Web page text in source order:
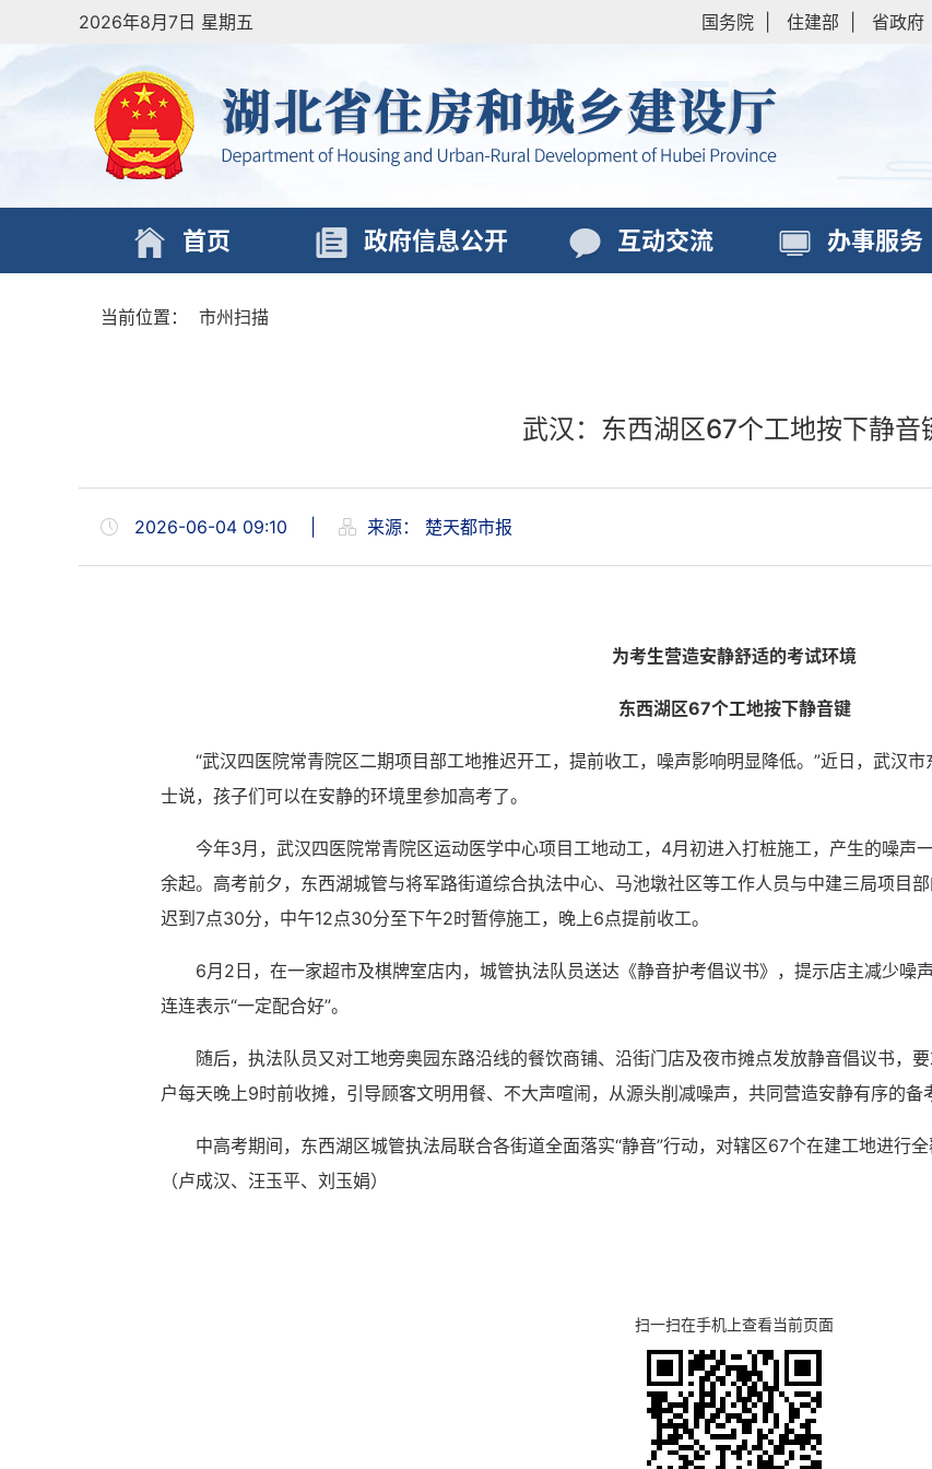
2026年8月7日 星期五 国务院 住建部 省政府
首页 政府信息公开 互动交流 办事服务
当前位置： 市州扫描
武汉：东西湖区67个工地按下静音
2026-06-04 09:10 来源： 楚天都市报
为考生营造安静舒适的考试环境
东西湖区67个工地按下静音键
“武汉四医院常青院区二期项目部工地推迟开工，提前收工，噪声影响明显降低。”近日，武汉
士说，孩子们可以在安静的环境里参加高考了。
今年3月，武汉四医院常青院区运动医学中心项目工地动工，4月初进入打桩施工，产生的噪声
余起。高考前夕，东西湖城管与将军路街道综合执法中心、马池墩社区等工作人员与中建三局项目
迟到7点30分，中午12点30分至下午2时暂停施工，晚上6点提前收工。
6月2日，在一家超市及棋牌室店内，城管执法队员送达《静音护考倡议书》，提示店主减少噪
连连表示“一定配合好”。
随后，执法队员又对工地旁奥园东路沿线的餐饮商铺、沿街门店及夜市摊点发放静音倡议书，
户每天晚上9时前收摊，引导顾客文明用餐、不大声喧闹，从源头削减噪声，共同营造安静有序的备
中高考期间，东西湖区城管执法局联合各街道全面落实“静音”行动，对辖区67个在建工地进行全
（卢成汉、汪玉平、刘玉娟）
扫一扫在手机上查看当前页面